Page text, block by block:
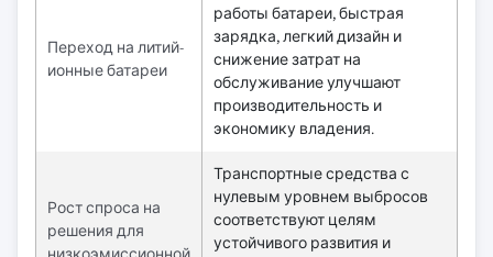
Переход на литий-
ионные батареи
работы батареи, быстрая
зарядка, легкий дизайн и
снижение затрат на
обслуживание улучшают
производительность и
экономику владения.
Рост спроса на
решения для
Транспортные средства с
нулевым уровнем выбросов
соответствуют целям
устойчивого развития и